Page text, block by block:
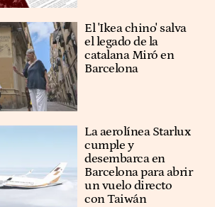
El 'Ikea chino' salva
el legado de la
catalana Miró en
Barcelona
La aerolínea Starlux
cumple y
desembarca en
Barcelona para abrir
un vuelo directo
con Taiwán